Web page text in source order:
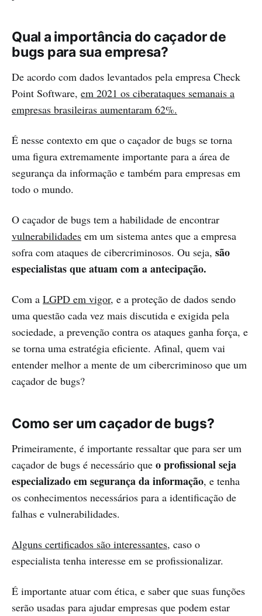
Qual a importância do caçador de
bugs para sua empresa?
De acordo com dados levantados pela empresa Check
Point Software, em 2021 os ciberataques semanais a
empresas brasileiras aumentaram 62%.
É nesse contexto em que o caçador de bugs se torna
uma figura extremamente importante para a área de
segurança da informação e também para empresas em
todo o mundo.
O caçador de bugs tem a habilidade de encontrar
vulnerabilidades em um sistema antes que a empresa
sofra com ataques de cibercriminosos. Ou seja, são
especialistas que atuam com a antecipação.
Com a LGPD em vigor, e a proteção de dados sendo
uma questão cada vez mais discutida e exigida pela
sociedade, a prevenção contra os ataques ganha força, e
se torna uma estratégia eficiente. Afinal, quem vai
entender melhor a mente de um cibercriminoso que um
caçador de bugs?
Como ser um caçador de bugs?
Primeiramente, é importante ressaltar que para ser um
caçador de bugs é necessário que o profissional seja
especializado em segurança da informação, e tenha
os conhecimentos necessários para a identificação de
falhas e vulnerabilidades.
Alguns certificados são interessantes, caso o
especialista tenha interesse em se profissionalizar.
É importante atuar com ética, e saber que suas funções
serão usadas para ajudar empresas que podem estar